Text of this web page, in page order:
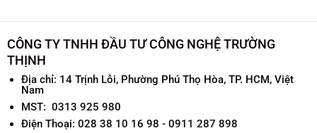
CÔNG TY TNHH ĐẦU TƯ CÔNG NGHỆ TRƯỜNG
THỊNH
Địa chỉ: 14 Trịnh Lỗi, Phường Phú Thọ Hòa, TP. HCM, Việt
Nam
MST: 0313 925 980
Điện Thoại: 028 38 10 16 98 - 0911 287 898